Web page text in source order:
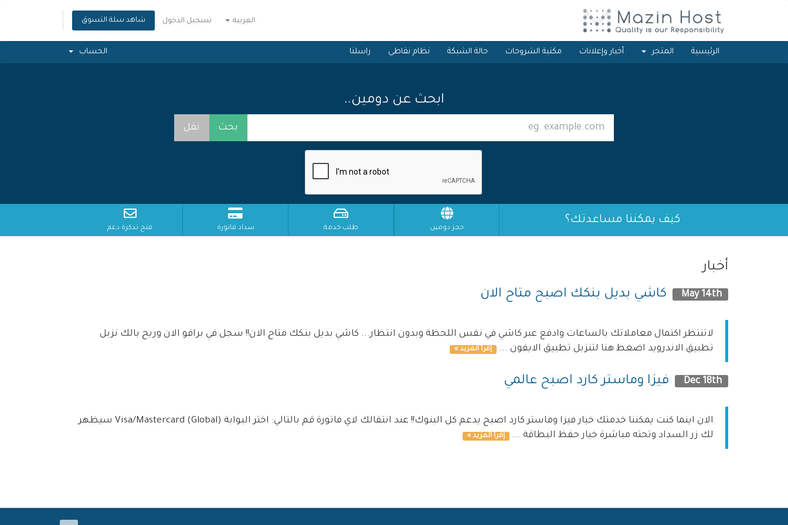
العربية تسجيل الدخول شاهد سلة التسوق
الرئيسية المتجر أخبار وإعلانات مكتبة الشروحات حالة الشبكة نظام نقاطي راسلنا الحساب
ابحث عن دومين..
كيف يمكننا مساعدتك؟
حجز دومين طلب خدمة سداد فاتورة فتح تذكرة دعم
أخبار
May 14th كاشي بديل بنكك اصبح متاح الان
لاتنتظر اكتمال معاملاتك بالساعات وادفع عبر كاشي في نفس اللحظة وبدون انتظار... كاشي بديل بنكك متاح الان!! سجل في برافو الان وريح بالك نزبل
تطبيق الاندرويد اضغط هنا لتنزبل تطبيق الايفون ...
إقرأ المزيد »
Dec 18th فيزا وماستر كارد اصبح عالمي
الان اينما كنت يمكننا خدمتك خيار فيزا وماستر كارد اصبح يدعم كل البنوك!! عند انتقالك لاي فاتورة قم بالتالي: اختر البوابة Visa/Mastercard (Global) سيظهر
لك زر السداد وتحته مباشرة خيار حفظ البطاقة ...
إقرأ المزيد »